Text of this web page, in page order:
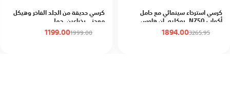
كرسي استرخاء سينمائي مع حامل
أكواب NZ50, بوكليه, إن هاوس
1894.003265.95
كرسي حديقة من الجلد الفاخر وهيكل
معدني بذراعين, جملي
1199.001999.00